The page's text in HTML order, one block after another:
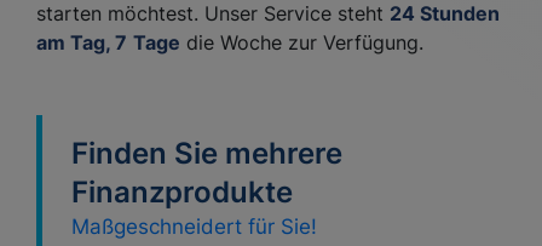
starten möchtest. Unser Service steht 24 Stunden
am Tag, 7 Tage die Woche zur Verfügung.
Finden Sie mehrere
Finanzprodukte
Maßgeschneidert für Sie!